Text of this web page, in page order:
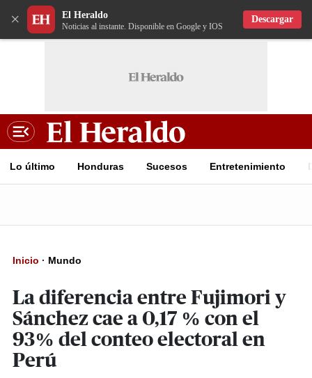
× El Heraldo
Noticias al instante. Disponible en Google y IOS
Descargar
Lo último Honduras Sucesos Entretenimiento
Inicio · Mundo
La diferencia entre Fujimori y
Sánchez cae a 0,17 % con el
93% del conteo electoral en
Perú